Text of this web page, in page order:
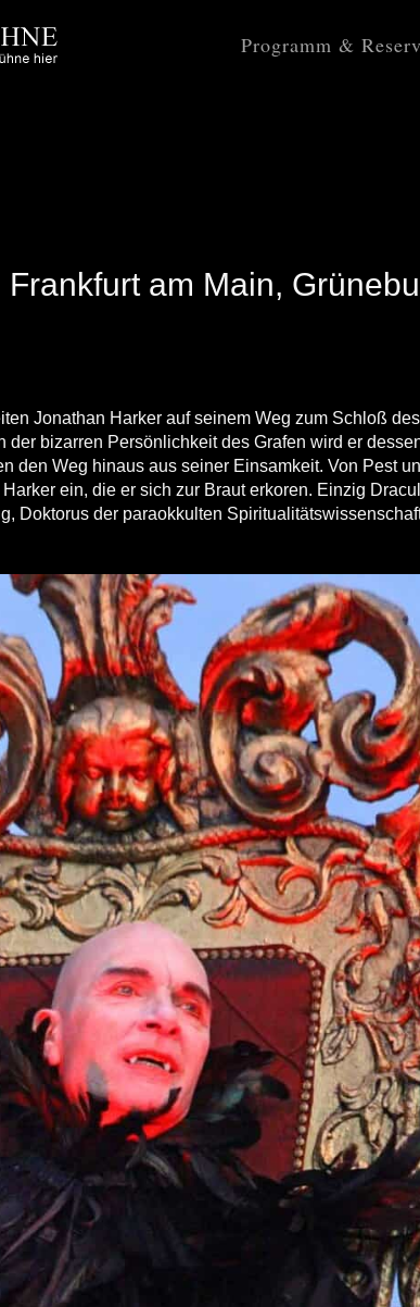
Programm &
am Main,
Jonathan Harker auf seinem Weg zum Schloß
bizarren Persönlichkeit des Grafen wird er
den Weg hinaus aus seiner Einsamkeit. Von Pest
ein, die er sich zur Braut erkoren. Einzig
Doktorus der paraokkulten